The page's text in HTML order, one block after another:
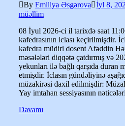
By Emiliya Əsgərova İyl 8,
müəllim
08 İyul 2026-ci il tarixdə saat
kafedrasının iclası keçirilmişdir.
kafedra müdiri dosent Afəddin
məsələləri diqqətə çatdırmış və
yekunları ilə bağlı qarşıda duran
etmişdir. İclasın gündəliyinə
müzakirəsi daxil edilmişdir:
Yay imtahan sessiyasının
Davamı